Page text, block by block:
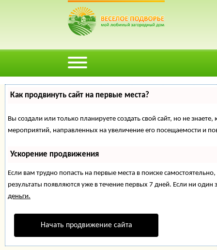
Как продвинуть сайт на первые места?
Вы создали или только планируете создать свой сайт, но не
мероприятий, направленных на увеличение его посещаемости и
Ускорение продвижения
Если вам трудно попасть на первые места в поиске
результаты появляются уже в течение первых 7 дней. Если ни один
деньги.
Начать продвижение сайта